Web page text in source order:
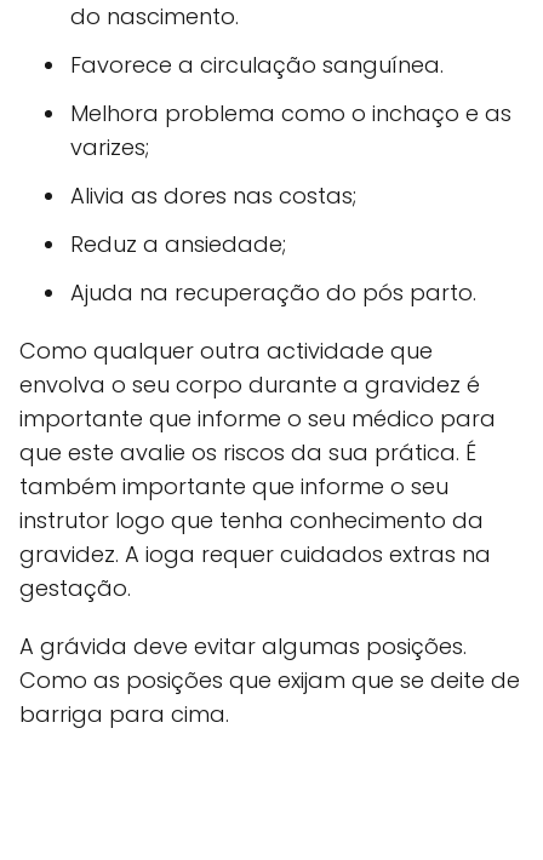
do nascimento.
Favorece a circulação sanguínea.
Melhora problema como o inchaço e as
varizes;
Alivia as dores nas costas;
Reduz a ansiedade;
Ajuda na recuperação do pós parto.
Como qualquer outra actividade que
envolva o seu corpo durante a gravidez é
importante que informe o seu médico para
que este avalie os riscos da sua prática. É
também importante que informe o seu
instrutor logo que tenha conhecimento da
gravidez. A ioga requer cuidados extras na
gestação.
A grávida deve evitar algumas posições.
Como as posições que exijam que se deite de
barriga para cima.